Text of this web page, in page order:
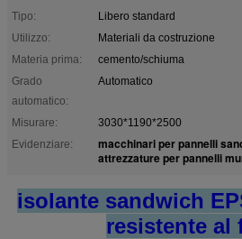
Tipo:
Libero standard
Utilizzo:
Materiali da costruzione
Materia prima:
cemento/schiuma
Grado
automatico:
Automatico
Misurare:
3030*1190*2500
Evidenziare:
macchinari per pannelli
attrezzature per pannelli
isolante sandwich
resistente al